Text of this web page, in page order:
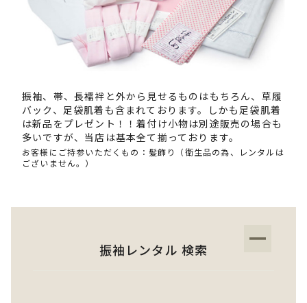
振袖、帯、長襦袢と外から見せるものはもちろん、草履
バック、足袋肌着も含まれております。しかも足袋肌着
は新品をプレゼント！！着付け小物は別途販売の場合も
多いですが、当店は基本全て揃っております。
お客様にご持参いただくもの：髪飾り（衛生品の為、レンタルは
ございません。）
振袖レンタル 検索